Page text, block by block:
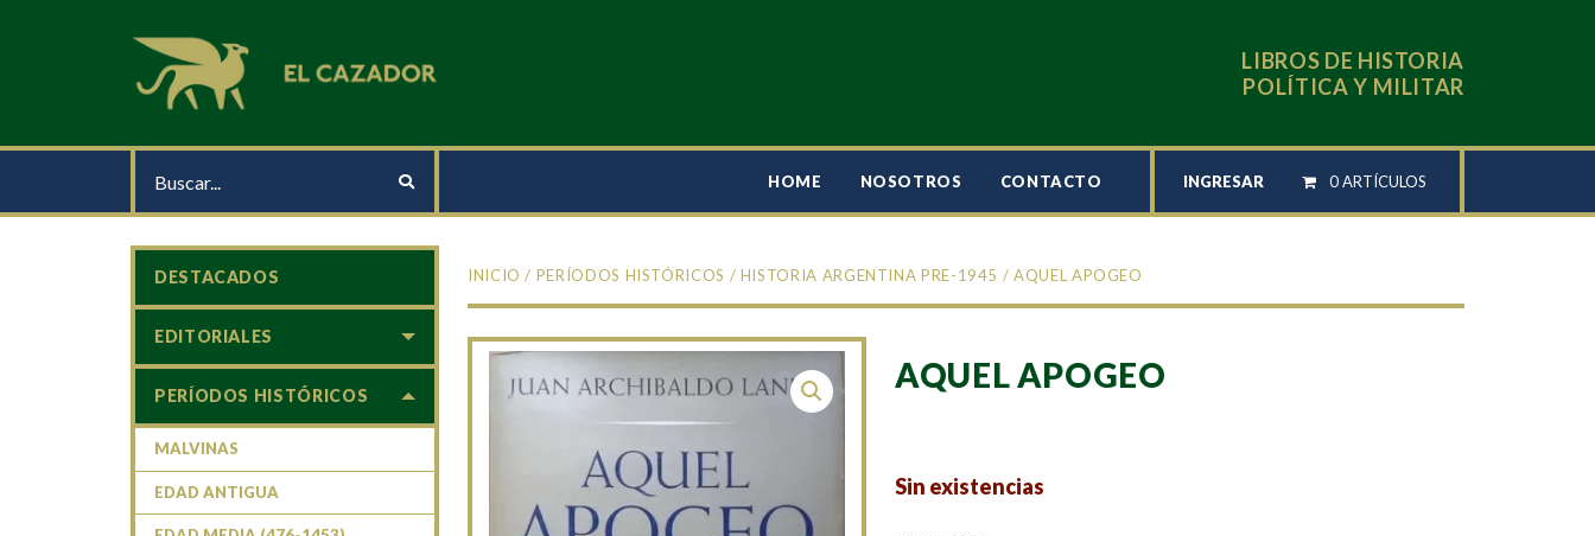
LIBROS DE HISTORIA
POLÍTICA Y MILITAR
HOME NOSOTROS CONTACTO INGRESAR 0 ARTÍCULOS
INICIO / PERÍODOS HISTÓRICOS / HISTORIA ARGENTINA PRE-1945 / AQUEL APOGEO
AQUEL APOGEO
Sin existencias
DESTACADOS
EDITORIALES
PERÍODOS HISTÓRICOS
MALVINAS
EDAD ANTIGUA